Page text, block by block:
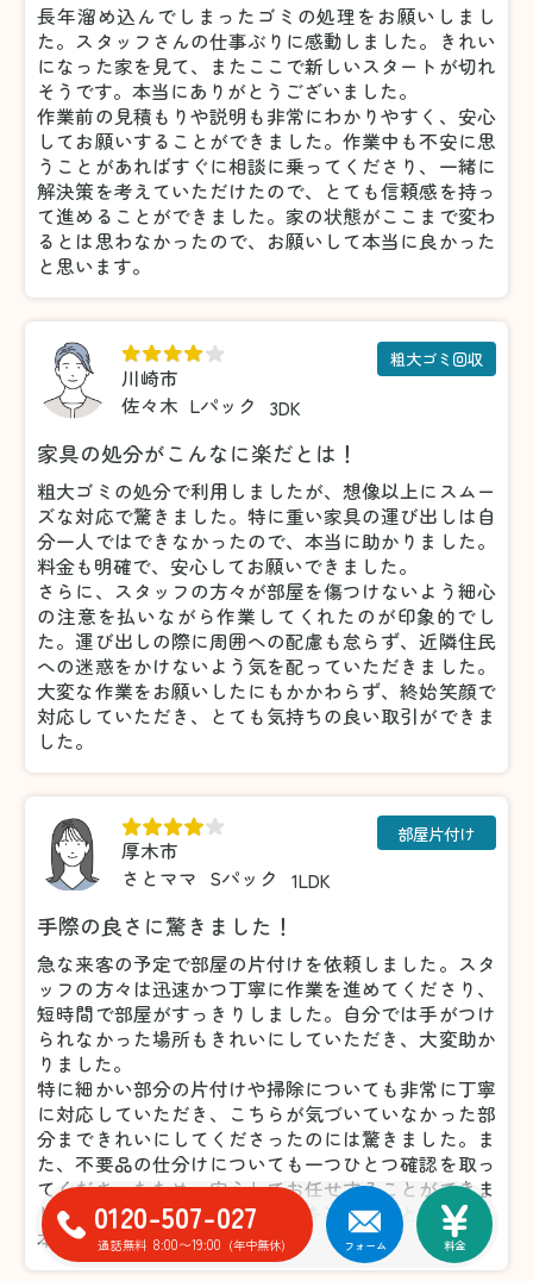
長年溜め込んでしまったゴミの処理をお願いしまし
た。スタッフさんの仕事ぶりに感動しました。きれい
になった家を見て、またここで新しいスタートが切れ
そうです。本当にありがとうございました。
作業前の見積もりや説明も非常にわかりやすく、安心
してお願いすることができました。作業中も不安に思
うことがあればすぐに相談に乗ってくださり、一緒に
解決策を考えていただけたので、とても信頼感を持っ
て進めることができました。家の状態がここまで変わ
るとは思わなかったので、お願いして本当に良かった
と思います。
川崎市
佐々木 Lパック 3DK
粗大ゴミ回収
家具の処分がこんなに楽だとは！
粗大ゴミの処分で利用しましたが、想像以上にスムー
ズな対応で驚きました。特に重い家具の運び出しは自
分一人ではできなかったので、本当に助かりました。
料金も明確で、安心してお願いできました。
さらに、スタッフの方々が部屋を傷つけないよう細心
の注意を払いながら作業してくれたのが印象的でし
た。運び出しの際に周囲への配慮も怠らず、近隣住民
への迷惑をかけないよう気を配っていただきました。
大変な作業をお願いしたにもかかわらず、終始笑顔で
対応していただき、とても気持ちの良い取引ができま
した。
厚木市
さとママ Sパック 1LDK
部屋片付け
手際の良さに驚きました！
急な来客の予定で部屋の片付けを依頼しました。スタ
ッフの方々は迅速かつ丁寧に作業を進めてくださり、
短時間で部屋がすっきりしました。自分では手がつけ
られなかった場所もきれいにしていただき、大変助か
りました。
特に細かい部分の片付けや掃除についても非常に丁寧
に対応していただき、こちらが気づいていなかった部
分まできれいにしてくださったのには驚きました。ま
た、不要品の仕分けについても一つひとつ確認を取っ
てくださったため、安心してお任せすることができま
した。おかげで気持ちよく来客を迎えることができ、
本当に感謝しています。
0120-507-027
通話無料 8:00〜19:00 (年中無休) フォーム 料金